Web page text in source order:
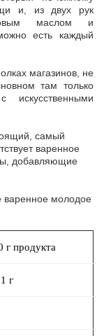
и, из двух рук
маслом и
есть каждый
магазинов, не
там только
самый
варенное
добавляющие
варенное молодое
г продукта
г